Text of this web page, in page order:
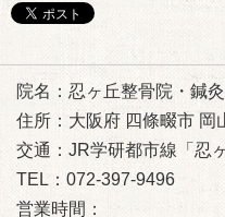
院名：忍ヶ丘整骨院・鍼
住所：大阪府 四條畷市 岡
交通：JR学研都市線「忍
TEL：072-397-9496
営業時間：